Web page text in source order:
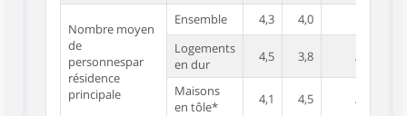
Nombre moyen
de
personnespar
résidence
principale
Ensemble 4,3 4,0
Logements
en dur
4,5 3,8 ///////
Maisons
en tôle*
4,1 4,5 ///////